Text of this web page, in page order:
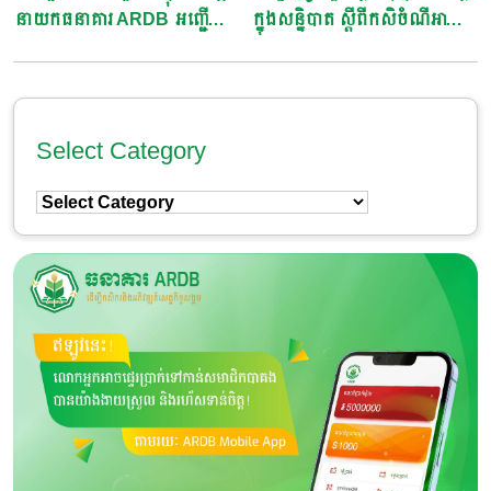
នាយកធនាគារ ARDB អញ្ជើញ
វត្តន៍ ឆ្នាំ២០២៦”
ក្នុងសន្និបាត ស្តីពីកសិចំណីអាហារ
Select Category
Select
Category